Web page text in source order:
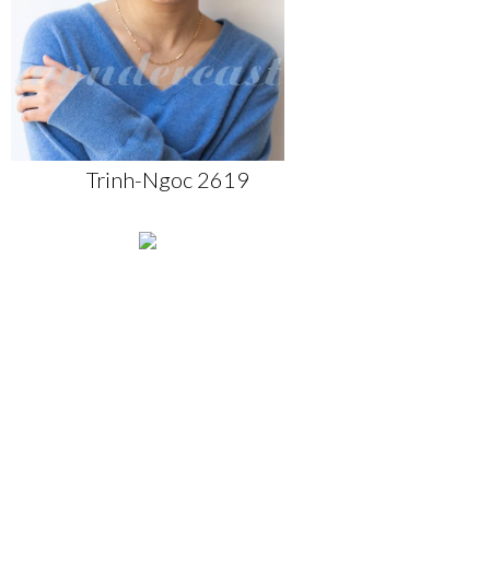
Trinh-Ngoc 2619